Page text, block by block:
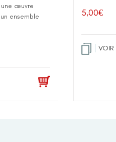
une œuvre
ensemble
5,00€
VOIR